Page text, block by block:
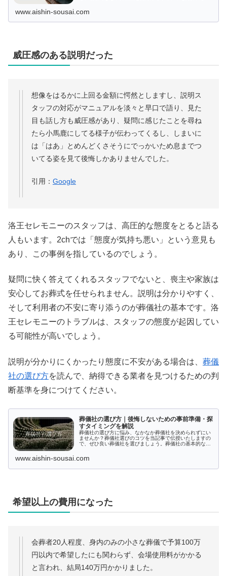
供します。
www.aishin-sousai.com
威圧感のある説明だった
想像をはるかに上回る金額に愕然としますし、説明ス
タッフの対応がマニュアルを淡々と早口で語り、見た
目も話し方も威圧感があり、疑問に感じたことを尋ね
たら小馬鹿にしてる様子が伝わってくるし、しまいに
は「はあ」とめんどくさそうにでっかいため息までつ
いてる姿を見て後悔しかありませんでした。
引用： Google
洛王セレモニーのスタッフは、高圧的な態度をとると語る
人もいます。2chでは「態度が気持ち悪い」という意見も
あり、この事例を指しているのでしょう。
疑問に快く答えてくれるスタッフでないと、喪主や家族は
安心してお葬式を任せられません。説明は分かりやすく、
そして利用者の不安に寄り添うのが葬儀社の基本です。洛
王セレモニーのトラブルは、スタッフの態度が起因してい
る可能性が高いでしょう。
説明が分かりにくかったり態度に不安がある場合は、 葬儀
社の選び方を読んで、納得できる業者を見つけるための判
断基準を身につけてください。
葬儀社の選び方｜後悔しないための事前準備・探
すタイミングを解説
葬儀社の選び方に悩み、なかなか葬儀社を決められずにい
ませんか？葬儀社選びのコツを当記事で伝授いたしますの
で、ぜひ良い葬儀社を選びましょう。葬儀社の基本的な選
うな情報を盛り込みました。
www.aishin-sousai.com
希望以上の費用になった
会葬者20人程度、身内のみの小さな葬儀で予算100万
円以内で希望したにも関わらず、会場使用料がかかる
と言われ、結局140万円かかりました。